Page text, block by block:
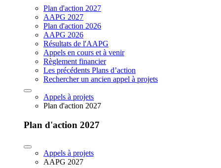
Plan d'action 2027
AAPG 2027
Plan d'action 2026
AAPG 2026
Résultats de l'AAPG
Appels en cours et à venir
Règlement financier
Les précédents Plans d’action
Rechercher un ancien appel à projets
Appels à projets
Plan d'action 2027
Plan d'action 2027
Appels à projets
AAPG 2027